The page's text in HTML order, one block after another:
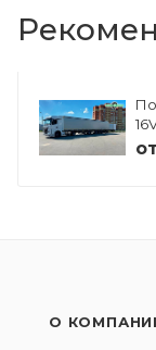
О